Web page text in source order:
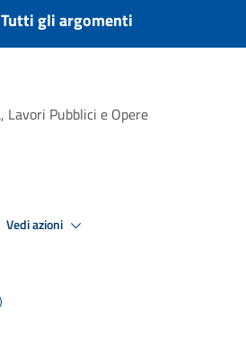
Tutti gli argomenti
Pubblici e Opere
Vedi azioni